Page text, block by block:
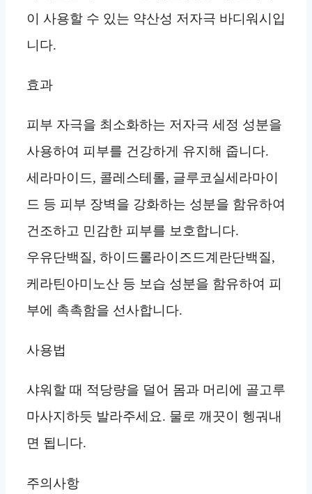
이 사용할 수 있는 약산성 저자극 바디워시입
니다.
효과
피부 자극을 최소화하는 저자극 세정 성분을
사용하여 피부를 건강하게 유지해 줍니다.
세라마이드, 콜레스테롤, 글루코실세라마이
드 등 피부 장벽을 강화하는 성분을 함유하여
건조하고 민감한 피부를 보호합니다.
우유단백질, 하이드롤라이즈드계란단백질,
케라틴아미노산 등 보습 성분을 함유하여 피
부에 촉촉함을 선사합니다.
사용법
샤워할 때 적당량을 덜어 몸과 머리에 골고루
마사지하듯 발라주세요. 물로 깨끗이 헹궈내
면 됩니다.
주의사항